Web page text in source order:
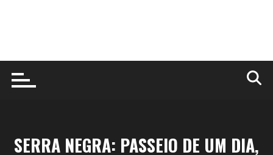
SERRA NEGRA: PASSEIO DE UM DIA,